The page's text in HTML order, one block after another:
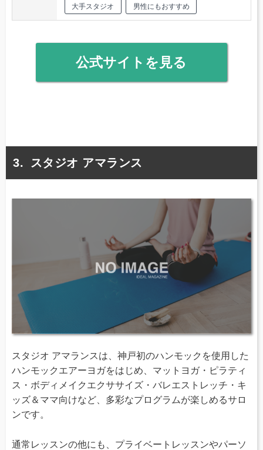
大手スタジオ 男性にもおすすめ
公式サイトを見る
スタジオ アマランス
スタジオ アマランスは、神戸初のハンモックを使用した
ハンモックエアーヨガをはじめ、マットヨガ・ピラティ
ス・ボディメイクエクササイズ・バレエストレッチ・キ
ッズ＆ママ向けなど、多彩なプログラムが楽しめるサロ
ンです。
通常レッスンの他にも、プライベートレッスンやパーソ